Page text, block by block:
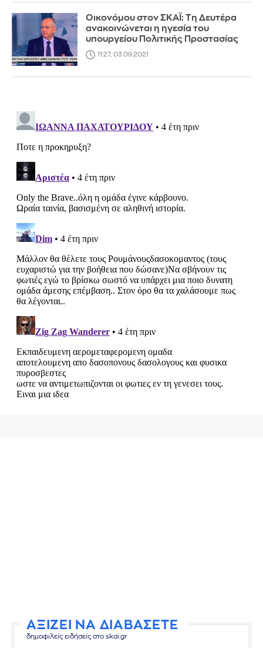
Οικονόμου στον ΣΚΑΪ: Τη Δευτέρα
ανακοινώνεται η ηγεσία του
υπουργείου Πολιτικής Προστασίας
11:27, 03.09.2021
ΑΞΙΖΕΙ ΝΑ ΔΙΑΒΑΣΕΤΕ
δημοφιλείς ειδήσεις στο skai.gr